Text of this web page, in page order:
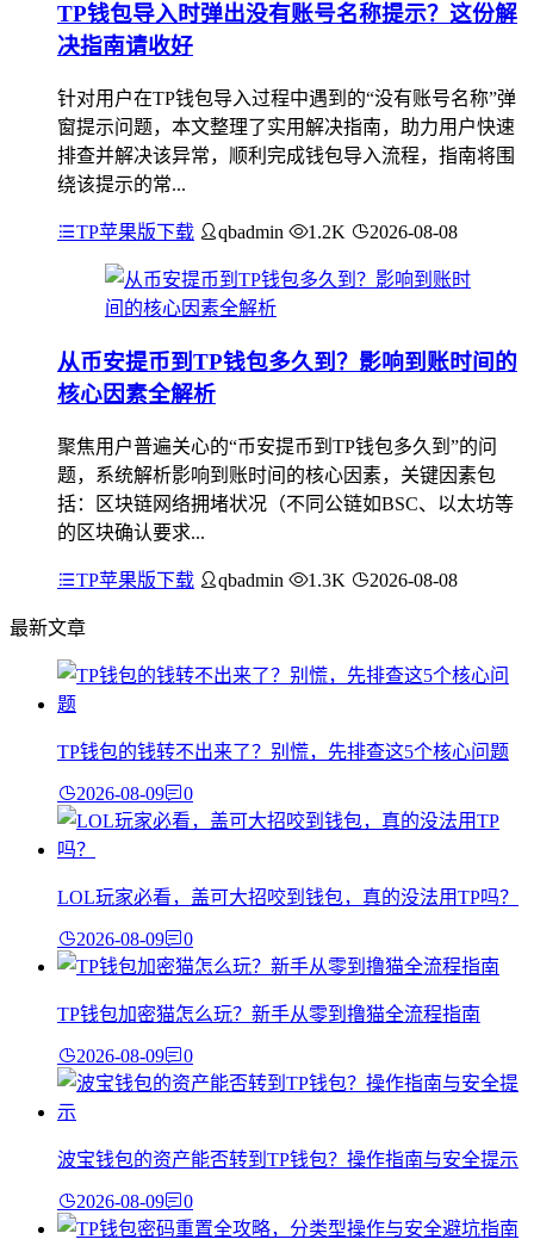
TP钱包导入时弹出没有账号名称提示？这份解
决指南请收好
针对用户在TP钱包导入过程中遇到的“没有账号名称”弹
窗提示问题，本文整理了实用解决指南，助力用户快速
排查并解决该异常，顺利完成钱包导入流程，指南将围
绕该提示的常...
TP苹果版下载 qbadmin 1.2K 2026-08-08
从币安提币到TP钱包多久到？影响到账时间的
核心因素全解析
聚焦用户普遍关心的“币安提币到TP钱包多久到”的问
题，系统解析影响到账时间的核心因素，关键因素包
括：区块链网络拥堵状况（不同公链如BSC、以太坊等
的区块确认要求...
TP苹果版下载 qbadmin 1.3K 2026-08-08
最新文章
TP钱包的钱转不出来了？别慌，先排查这5个核心问题
2026-08-09 0
LOL玩家必看，盖可大招咬到钱包，真的没法用TP吗？
2026-08-09 0
TP钱包加密猫怎么玩？新手从零到撸猫全流程指南
2026-08-09 0
波宝钱包的资产能否转到TP钱包？操作指南与安全提示
2026-08-09 0